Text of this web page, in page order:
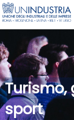
Turismo,
sport